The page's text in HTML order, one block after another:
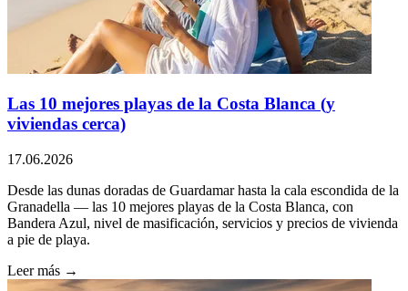
Las 10 mejores playas de la Costa Blanca (y
viviendas cerca)
17.06.2026
Desde las dunas doradas de Guardamar hasta la cala escondida de la
Granadella — las 10 mejores playas de la Costa Blanca, con
Bandera Azul, nivel de masificación, servicios y precios de vivienda
a pie de playa.
Leer más →